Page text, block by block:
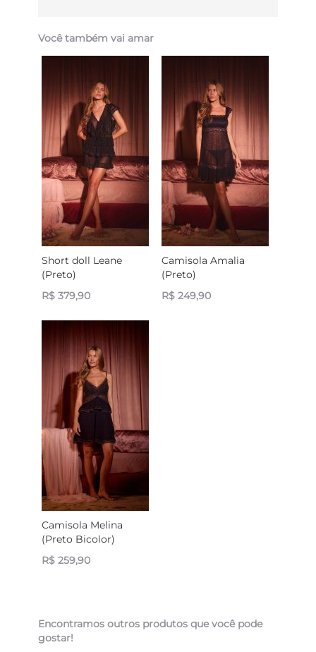
Você também vai amar
Short doll Leane
(Preto)
R$ 379,90
Camisola Amalia
(Preto)
R$ 249,90
Camisola Melina
(Preto Bicolor)
R$ 259,90
Encontramos outros produtos que você pode
gostar!